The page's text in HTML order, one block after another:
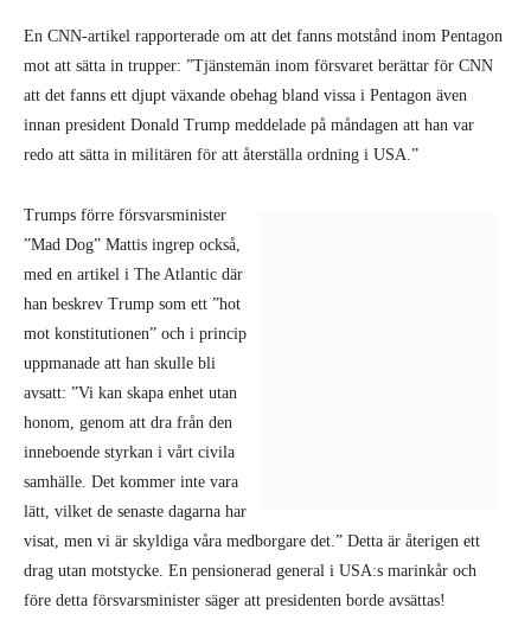
En CNN-artikel rapporterade om att det fanns motstånd inom Pentagon
mot att sätta in trupper: ”Tjänstemän inom försvaret berättar för CNN
att det fanns ett djupt växande obehag bland vissa i Pentagon även
innan president Donald Trump meddelade på måndagen att han var
redo att sätta in militären för att återställa ordning i USA.”
Trumps förre försvarsminister
”Mad Dog” Mattis ingrep också,
med en artikel i The Atlantic där
han beskrev Trump som ett ”hot
mot konstitutionen” och i princip
uppmanade att han skulle bli
avsatt: ”Vi kan skapa enhet utan
honom, genom att dra från den
inneboende styrkan i vårt civila
samhälle. Det kommer inte vara
lätt, vilket de senaste dagarna har
visat, men vi är skyldiga våra medborgare det.” Detta är återigen ett
drag utan motstycke. En pensionerad general i USA:s marinkår och
före detta försvarsminister säger att presidenten borde avsättas!